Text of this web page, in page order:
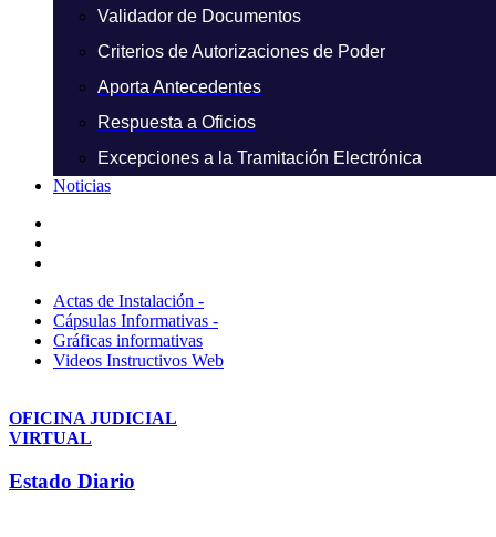
Validador de Documentos
Criterios de Autorizaciones de Poder
Aporta Antecedentes
Respuesta a Oficios
Excepciones a la Tramitación Electrónica
Noticias
Actas de Instalación -
Cápsulas Informativas -
Gráficas informativas
Videos Instructivos Web
OFICINA JUDICIAL
VIRTUAL
Estado Diario